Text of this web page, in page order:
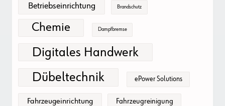
Betriebseinrichtung Brandschutz
Chemie Dampfbremse
Digitales Handwerk
Dübeltechnik
ePower Solutions
Fahrzeugeinrichtung Fahrzeugreinigung